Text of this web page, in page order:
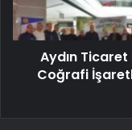
Aydın
Coğrafi